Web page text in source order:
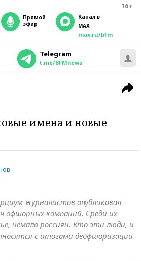
16+
прямой
эфир
Канал в
MAX
max.ru/bfm
Telegram
t.me/BFMnews
имена и новые
журналистов опубликовал
офшорных компаний. Среди их
немало россиян. Кто эти люди, и
с итогами деофшоризации